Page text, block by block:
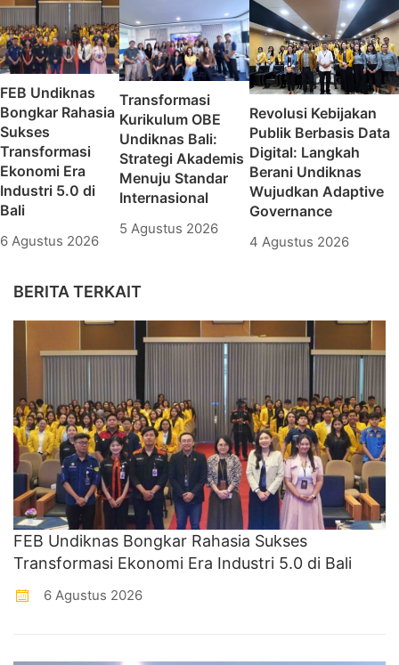
FEB Undiknas
Bongkar Rahasia
Sukses
Transformasi
Ekonomi Era
Industri 5.0 di
Bali
6 Agustus 2026
Transformasi
Kurikulum OBE
Undiknas Bali:
Strategi Akademis
Menuju Standar
Internasional
5 Agustus 2026
Revolusi Kebijakan
Publik Berbasis Data
Digital: Langkah
Berani Undiknas
Wujudkan Adaptive
Governance
4 Agustus 2026
BERITA TERKAIT
FEB Undiknas Bongkar Rahasia Sukses
Transformasi Ekonomi Era Industri 5.0 di Bali
6 Agustus 2026